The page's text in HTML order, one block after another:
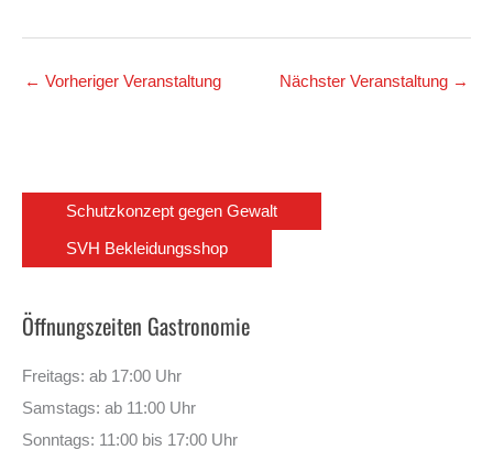
← Vorheriger Veranstaltung Nächster Veranstaltung →
Schutzkonzept gegen Gewalt
SVH Bekleidungsshop
Öffnungszeiten Gastronomie
Freitags: ab 17:00 Uhr
Samstags: ab 11:00 Uhr
Sonntags: 11:00 bis 17:00 Uhr